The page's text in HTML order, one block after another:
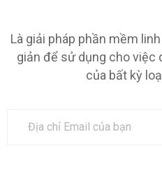
Là giải pháp phần mềm
giản để sử dụng cho việc
của bất kỳ